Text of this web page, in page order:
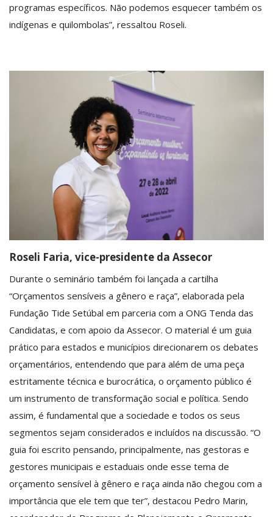
programas específicos. Não podemos esquecer também os
indígenas e quilombolas”, ressaltou Roseli.
Roseli Faria, vice-presidente da Assecor
Durante o seminário também foi lançada a cartilha
“Orçamentos sensíveis a gênero e raça”, elaborada pela
Fundação Tide Setúbal em parceria com a ONG Tenda das
Candidatas, e com apoio da Assecor. O material é um guia
prático para estados e municípios direcionarem os debates
orçamentários, entendendo que para além de uma peça
estritamente técnica e burocrática, o orçamento público é
um instrumento de transformação social e política. Sendo
assim, é fundamental que a sociedade e todos os seus
segmentos sejam considerados e incluídos na discussão. “O
guia foi escrito pensando, principalmente, nas gestoras e
gestores municipais e estaduais onde esse tema de
orçamento sensível à gênero e raça ainda não chegou com a
importância que ele tem que ter”, destacou Pedro Marin,